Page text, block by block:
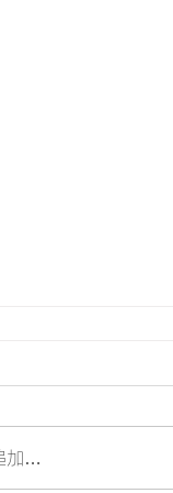
２２日（土）を
て、誠にありがとう
加…